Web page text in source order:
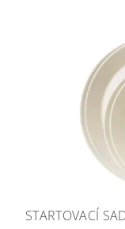
STARTOVACÍ